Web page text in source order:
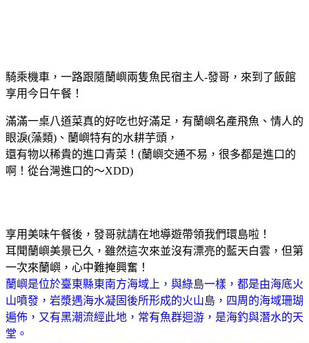
騎乘機車，一路跟隨蘭嶼兩隻魚民宿主人-發哥，來到了飯館
享用今日午餐！
滿滿一桌八道菜真的好吃也好滿足，有蘭嶼名產飛魚、情人的
眼淚(藻類)、蘭嶼特有的水耕芋頭，
還有物以稀貴的進口青菜！(蘭嶼交通不易，很多都是進口的
啊！從台灣進口的～XDD)
享用美味午餐後，發哥就請在地導遊帶領我們環島啦！
耳聞蘭嶼美景已久，雖然這次來並沒有漂亮的藍天白雲，但第
一次來蘭嶼，心中難掩興奮！
蘭嶼是位於臺東縣東南方海域上，與綠島一樣，都是由海底火
山噴發，岩漿遇海水凝固後所形成的火山島，四周的海域珊瑚
遍佈，又有黑潮流經此地，常有魚群迴游，是海釣與潛水的天
堂。